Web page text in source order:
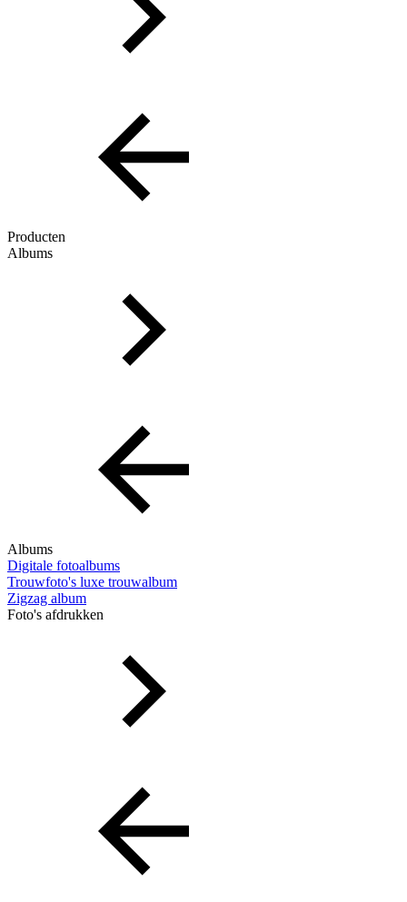
Producten
Albums
Albums
Digitale fotoalbums
Trouwfoto's luxe trouwalbum
Zigzag album
Foto's afdrukken